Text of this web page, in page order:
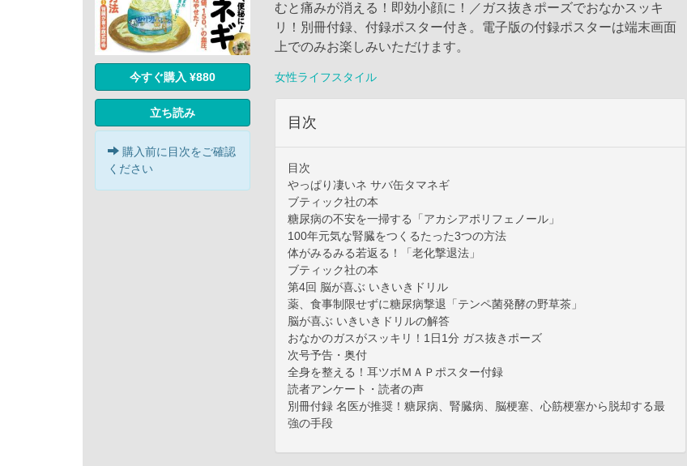
今すぐ購入 ¥880
立ち読み
購入前に目次をご確認
ください
むと痛みが消える！即効小顔に！／ガス抜きポーズでおなかスッキ
リ！別冊付録、付録ポスター付き。電子版の付録ポスターは端末画面
上でのみお楽しみいただけます。
女性ライフスタイル
目次
目次
やっぱり凄いネ サバ缶タマネギ
ブティック社の本
糖尿病の不安を一掃する「アカシアポリフェノール」
100年元気な腎臓をつくるたった3つの方法
体がみるみる若返る！「老化撃退法」
ブティック社の本
第4回 脳が喜ぶ いきいきドリル
薬、食事制限せずに糖尿病撃退「テンペ菌発酵の野草茶」
脳が喜ぶ いきいきドリルの解答
おなかのガスがスッキリ！1日1分 ガス抜きポーズ
次号予告・奥付
全身を整える！耳ツボＭＡＰポスター付録
読者アンケート・読者の声
別冊付録 名医が推奨！糖尿病、腎臓病、脳梗塞、心筋梗塞から脱却する最
強の手段